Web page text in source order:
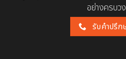
อย่างครบว
รับคำปรึก